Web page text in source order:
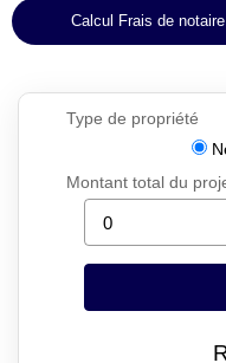
Calcul Frais de notaire